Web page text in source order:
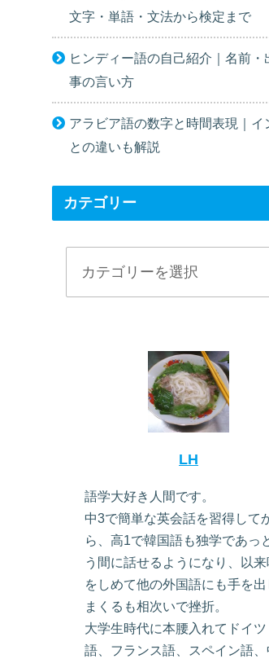
文字・単語・文法から検定まで
ヒンディー語の自己紹介｜名前・
事の言い方
アラビア語の数字と時間表現｜イ
との違いも解説
カテゴリー
LH
語学大好き人間です。
中3で簡単な英会話を習得して
ら、高1で韓国語も独学であっ
う間に話せるようになり、以来
をしめて他の外国語にも手を出
まくるも相次いで挫折。
大学生時代に本腰入れてドイツ
語、フランス語、スペイン語、